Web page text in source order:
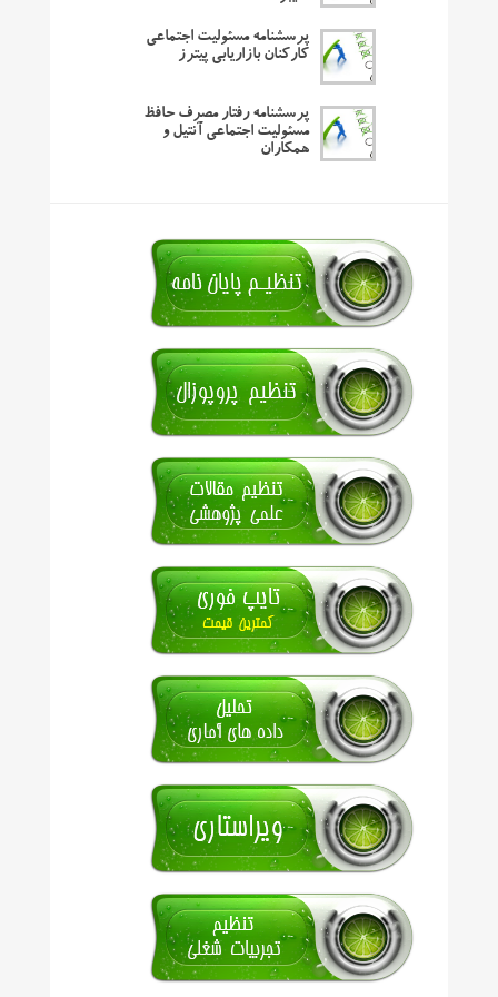
پرسشنامه مسئولیت اجتماعی
کارکنان بازاریابی پیترز
پرسشنامه رفتار مصرف حافظ
مسئولیت اجتماعی آنتیل و
همکاران